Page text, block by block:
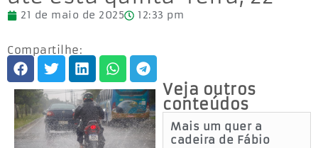
21 de maio de 2025 12:33 pm
Compartilhe:
Veja outros
conteúdos
Mais um quer a
cadeira de Fábio